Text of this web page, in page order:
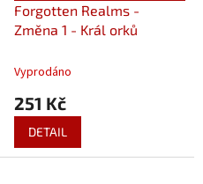
Forgotten Realms -
Změna 1 - Král orků
Vyprodáno
251 Kč
DETAIL